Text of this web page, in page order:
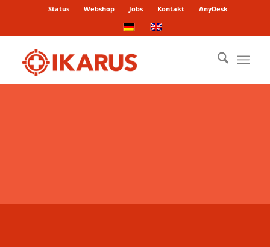
Status Webshop Jobs Kontakt AnyDesk